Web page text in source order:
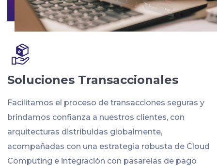
Soluciones Transaccionales
Facilitamos el proceso de transacciones seguras y
brindamos confianza a nuestros clientes, con
arquitecturas distribuidas globalmente,
acompañadas con una estrategia robusta de Cloud
Computing e integración con pasarelas de pago